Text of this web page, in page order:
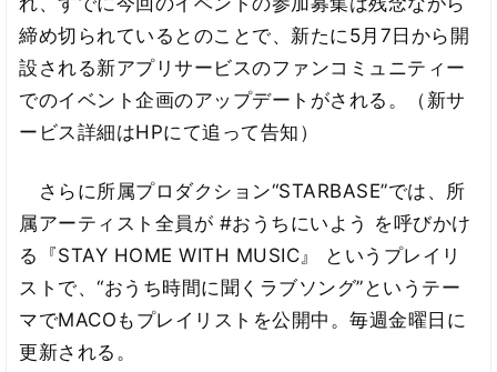
締め切られているとのことで、新たに5月7日から開
設される新アプリサービスのファンコミュニティー
でのイベント企画のアップデートがされる。（新サ
ービス詳細はHPにて追って告知）
さらに所属プロダクション“STARBASE”では、所
属アーティスト全員が #おうちにいよう を呼びかけ
る『STAY HOME WITH MUSIC』 というプレイリ
ストで、“おうち時間に聞くラブソング”というテー
マでMACOもプレイリストを公開中。毎週金曜日に
更新される。